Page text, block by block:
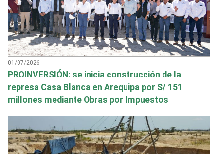
01/07/2026
PROINVERSIÓN: se inicia construcción de la
represa Casa Blanca en Arequipa por S/ 151
millones mediante Obras por Impuestos